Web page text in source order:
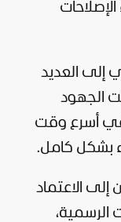
إلى العديد
الجهود
في أسرع وقت
بشكل كامل.
إلى الاعتماد
الرسمية،